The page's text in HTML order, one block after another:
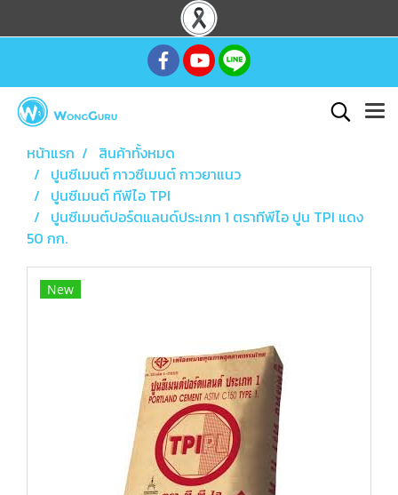
หน้าแรก
สินค้าทั้งหมด
ปูนซีเมนต์ กาวซีเมนต์ กาวยาแนว
ปูนซีเมนต์ ทีพีไอ TPI
ปูนซีเมนต์ปอร์ตแลนด์ประเภท 1 ตราทีพีไอ ปูน TPI แดง
50 กก.
New